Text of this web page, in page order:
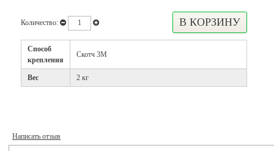
Количество:
Способ
крепления
Скотч 3М
Вес 2 кг
Написать отзыв